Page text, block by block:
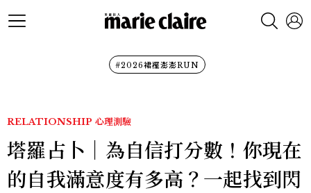
#2026裙襬澎澎RUN
RELATIONSHIP 心理測驗
塔羅占卜｜為自信打分數！你現在
的自我滿意度有多高？一起找到閃